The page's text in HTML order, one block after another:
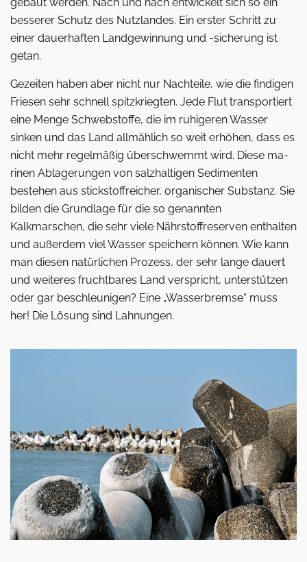
besserer Schutz des Nutzlandes. Ein erster Schritt zu
einer dauerhaften Landgewinnung und -sicherung ist
getan.
Gezeiten haben aber nicht nur Nachteile, wie die findigen
Friesen sehr schnell spitzkriegten. Jede Flut transportiert
eine Menge Schwebstoffe, die im ruhigeren Wasser
sinken und das Land allmählich so weit erhöhen, dass es
nicht mehr regelmäßig überschwemmt wird. Diese ma­
rinen Ablagerungen von salzhaltigen Sedimenten
bestehen aus stickstoffreicher, organischer Substanz. Sie
bilden die Grundlage für die so genannten
Kalkmarschen, die sehr viele Nährstoffreserven enthalten
und außerdem viel Wasser speichern können. Wie kann
man diesen natürlichen Prozess, der sehr lange dauert
und weiteres fruchtbares Land verspricht, unterstützen
oder gar beschleunigen? Eine „Wasserbremse“ muss
her! Die Lösung sind Lahnungen.